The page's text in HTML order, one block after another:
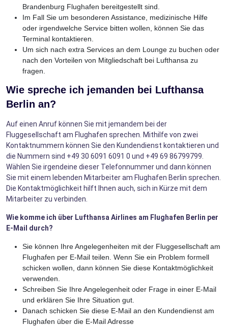
Brandenburg Flughafen bereitgestellt sind.
Im Fall Sie um besonderen Assistance, medizinische Hilfe
oder irgendwelche Service bitten wollen, können Sie das
Terminal kontaktieren.
Um sich nach extra Services an dem Lounge zu buchen oder
nach den Vorteilen von Mitgliedschaft bei Lufthansa zu
fragen.
Wie spreche ich jemanden bei Lufthansa
Berlin an?
Auf einen Anruf können Sie mit jemandem bei der
Fluggesellschaft am Flughafen sprechen. Mithilfe von zwei
Kontaktnummern können Sie den Kundendienst kontaktieren und
die Nummern sind +49 30 6091 6091 0 und +49 69 86799799.
Wählen Sie irgendeine dieser Telefonnummer und dann können
Sie mit einem lebenden Mitarbeiter am Flughafen Berlin sprechen.
Die Kontaktmöglichkeit hilft Ihnen auch, sich in Kürze mit dem
Mitarbeiter zu verbinden.
Wie komme ich über Lufthansa Airlines am Flughafen Berlin per
E-Mail durch?
Sie können Ihre Angelegenheiten mit der Fluggesellschaft am
Flughafen per E-Mail teilen. Wenn Sie ein Problem formell
schicken wollen, dann können Sie diese Kontaktmöglichkeit
verwenden.
Schreiben Sie Ihre Angelegenheit oder Frage in einer E-Mail
und erklären Sie Ihre Situation gut.
Danach schicken Sie diese E-Mail an den Kundendienst am
Flughafen über die E-Mail Adresse